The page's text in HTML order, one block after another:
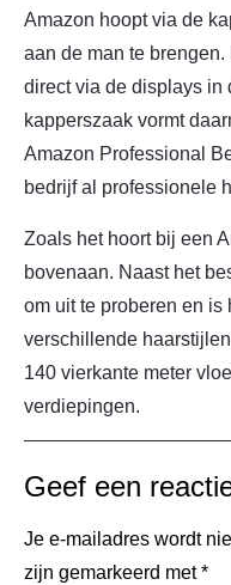
Amazon hoopt via de
aan de man te
direct via de displays in
kapperszaak vormt
Amazon Professional
bedrijf al professionele
Zoals het hoort bij een
bovenaan. Naast het
om uit te proberen en
verschillende
140 vierkante meter
verdiepingen.
Geef een
Je e-mailadres wordt
zijn gemarkeerd met*